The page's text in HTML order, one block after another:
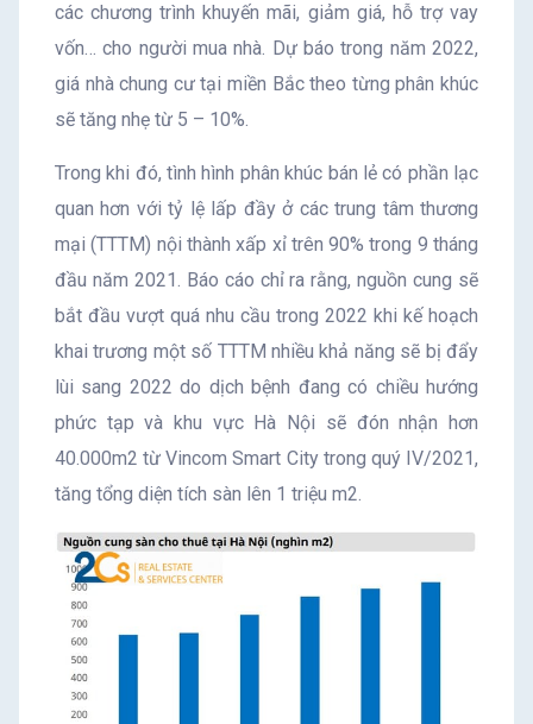
các chương trình khuyến mãi, giảm giá, hỗ trợ vay
vốn… cho người mua nhà. Dự báo trong năm 2022,
giá nhà chung cư tại miền Bắc theo từng phân khúc
sẽ tăng nhẹ từ 5 – 10%.
Trong khi đó, tình hình phân khúc bán lẻ có phần lạc
quan hơn với tỷ lệ lấp đầy ở các trung tâm thương
mại (TTTM) nội thành xấp xỉ trên 90% trong 9 tháng
đầu năm 2021. Báo cáo chỉ ra rằng, nguồn cung sẽ
bắt đầu vượt quá nhu cầu trong 2022 khi kế hoạch
khai trương một số TTTM nhiều khả năng sẽ bị đẩy
lùi sang 2022 do dịch bệnh đang có chiều hướng
phức tạp và khu vực Hà Nội sẽ đón nhận hơn
40.000m2 từ Vincom Smart City trong quý IV/2021,
tăng tổng diện tích sàn lên 1 triệu m2.